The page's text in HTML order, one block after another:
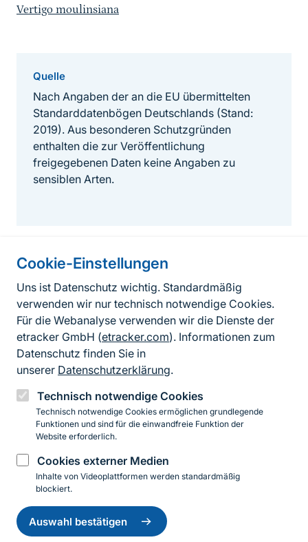
Cookie-Einstellungen
Uns ist Datenschutz wichtig. Standardmäßig
verwenden wir nur technisch notwendige Cookies.
Für die Webanalyse verwenden wir die Dienste der
etracker GmbH (etracker.com). Informationen zum
Datenschutz finden Sie in
unserer Datenschutzerklärung.
Technisch notwendige Cookies
Technisch notwendige Cookies ermöglichen grundlegende
Funktionen und sind für die einwandfreie Funktion der
Website erforderlich.
Cookies externer Medien
Inhalte von Videoplattformen werden standardmäßig
blockiert.
Auswahl bestätigen
Einwilligung
zurückziehen
Vertigo moulinsiana
Quelle
Nach Angaben der an die EU übermittelten
Standarddatenbögen Deutschlands (Stand:
2019). Aus besonderen Schutzgründen
enthalten die zur Veröffentlichung
freigegebenen Daten keine Angaben zu
sensiblen Arten.
Informationen zur Seite
FußzeileKontakt zum BfN
Kontaktformular
Erklärung zur Barrierefreiheit
Impressum
Datenschutz
InstagramFacebookYouTubeLinkedIn
© 2026 Bundesamt für Naturschutz